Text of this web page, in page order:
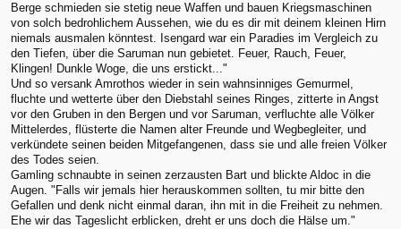
Berge schmieden sie stetig neue Waffen und bauen Kriegsmaschinen
von solch bedrohlichem Aussehen, wie du es dir mit deinem kleinen Hirn
niemals ausmalen könntest. Isengard war ein Paradies im Vergleich zu
den Tiefen, über die Saruman nun gebietet. Feuer, Rauch, Feuer,
Klingen! Dunkle Woge, die uns erstickt..."
Und so versank Amrothos wieder in sein wahnsinniges Gemurmel,
fluchte und wetterte über den Diebstahl seines Ringes, zitterte in Angst
vor den Gruben in den Bergen und vor Saruman, verfluchte alle Völker
Mittelerdes, flüsterte die Namen alter Freunde und Wegbegleiter, und
verkündete seinen beiden Mitgefangenen, dass sie und alle freien Völker
des Todes seien.
Gamling schnaubte in seinen zerzausten Bart und blickte Aldoc in die
Augen. "Falls wir jemals hier herauskommen sollten, tu mir bitte den
Gefallen und denk nicht einmal daran, ihn mit in die Freiheit zu nehmen.
Ehe wir das Tageslicht erblicken, dreht er uns doch die Hälse um."